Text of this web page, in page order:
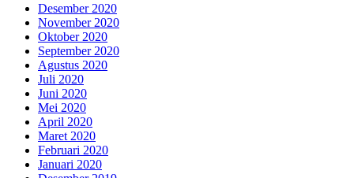
Desember 2020
November 2020
Oktober 2020
September 2020
Agustus 2020
Juli 2020
Juni 2020
Mei 2020
April 2020
Maret 2020
Februari 2020
Januari 2020